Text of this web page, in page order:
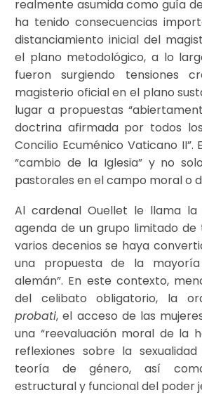
realmente asumida como guía
ha tenido consecuencias
distanciamiento inicial del
el plano metodológico, a lo
fueron surgiendo tensiones
magisterio oficial en el plano
lugar a propuestas
doctrina afirmada por todos
Concilio Ecuménico Vaticano II”.
“cambio de la Iglesia” y no
pastorales en el campo moral o
Al cardenal Ouellet le llama la
agenda de un grupo limitado de
varios decenios se haya
una propuesta de la
alemán”. En este contexto,
del celibato obligatorio, la
probati, el acceso de las
una “reevaluación moral de la
reflexiones sobre la
teoría de género, así
estructural y funcional del poder